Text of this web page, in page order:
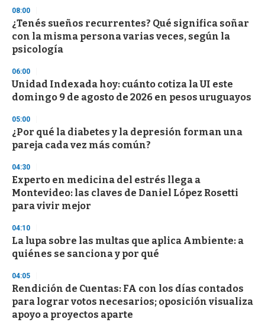
3
s
e
c
o
d
s
08:00
¿Tenés sueños recurrentes? Qué significa soñar
con la misma persona varias veces, según la
psicología
06:00
Unidad Indexada hoy: cuánto cotiza la UI este
domingo 9 de agosto de 2026 en pesos uruguayos
05:00
¿Por qué la diabetes y la depresión forman una
pareja cada vez más común?
04:30
Experto en medicina del estrés llega a
Montevideo: las claves de Daniel López Rosetti
para vivir mejor
04:10
La lupa sobre las multas que aplica Ambiente: a
quiénes se sanciona y por qué
04:05
Rendición de Cuentas: FA con los días contados
para lograr votos necesarios; oposición visualiza
apoyo a proyectos aparte